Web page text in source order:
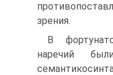
зрения.
В
наречий